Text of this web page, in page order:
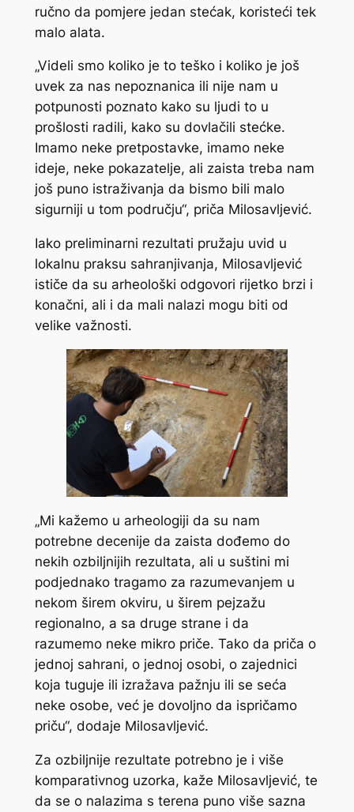
ručno da pomjere jedan stećak, koristeći tek
malo alata.
„Videli smo koliko je to teško i koliko je još
uvek za nas nepoznanica ili nije nam u
potpunosti poznato kako su ljudi to u
prošlosti radili, kako su dovlačili stećke.
Imamo neke pretpostavke, imamo neke
ideje, neke pokazatelje, ali zaista treba nam
još puno istraživanja da bismo bili malo
sigurniji u tom području“, priča Milosavljević.
Iako preliminarni rezultati pružaju uvid u
lokalnu praksu sahranjivanja, Milosavljević
ističe da su arheološki odgovori rijetko brzi i
konačni, ali i da mali nalazi mogu biti od
velike važnosti.
„Mi kažemo u arheologiji da su nam
potrebne decenije da zaista dođemo do
nekih ozbiljnijih rezultata, ali u suštini mi
podjednako tragamo za razumevanjem u
nekom širem okviru, u širem pejzažu
regionalno, a sa druge strane i da
razumemo neke mikro priče. Tako da priča o
jednoj sahrani, o jednoj osobi, o zajednici
koja tuguje ili izražava pažnju ili se seća
neke osobe, već je dovoljno da ispričamo
priču“, dodaje Milosavljević.
Za ozbiljnije rezultate potrebno je i više
komparativnog uzorka, kaže Milosavljević, te
da se o nalazima s terena puno više sazna